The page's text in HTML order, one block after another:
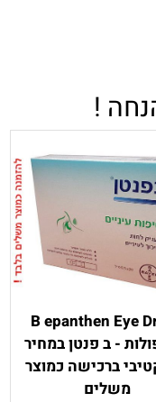
!
B epanthen Eye
- ב פנטן במחיר
ברכישה כמוצר
משלים